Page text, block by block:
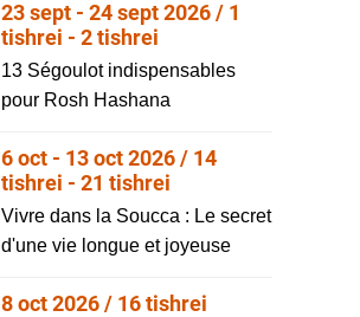
23 sept - 24 sept 2026 / 1
tishrei - 2 tishrei
13 Ségoulot indispensables
pour Rosh Hashana
6 oct - 13 oct 2026 / 14
tishrei - 21 tishrei
Vivre dans la Soucca : Le secret
d'une vie longue et joyeuse
8 oct 2026 / 16 tishrei